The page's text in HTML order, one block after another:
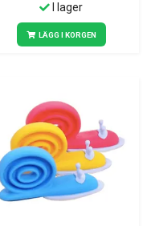
I lager
LÄGG I KORGEN